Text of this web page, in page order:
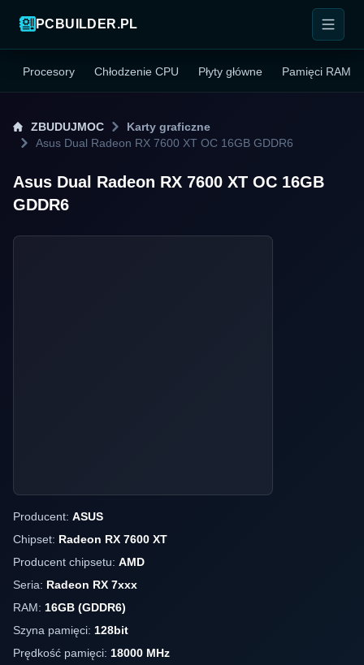
PCBUILDER.PL
Procesory Chłodzenie CPU Płyty główne Pamięci RAM
ZBUDUJMOC
Karty graficzne
Asus Dual Radeon RX 7600 XT OC 16GB GDDR6
Asus Dual Radeon RX 7600 XT OC 16GB
GDDR6
Producent: ASUS
Chipset: Radeon RX 7600 XT
Producent chipsetu: AMD
Seria: Radeon RX 7xxx
RAM: 16GB (GDDR6)
Szyna pamięci: 128bit
Prędkość pamięci: 18000 MHz